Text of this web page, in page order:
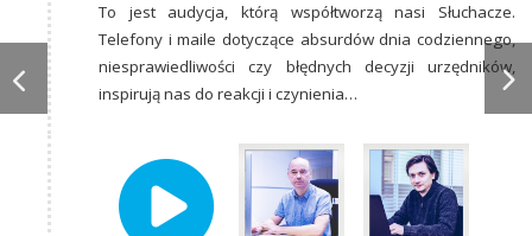
To jest audycja, którą współtworzą nasi Słuchacze.
Telefony i maile dotyczące absurdów dnia codziennego,
niesprawiedliwości czy błędnych decyzji urzędników,
inspirują nas do reakcji i czynienia…